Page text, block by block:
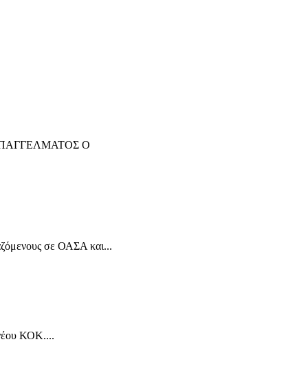
Ο
σε ΟΑΣΑ και...
νέου ΚΟΚ....